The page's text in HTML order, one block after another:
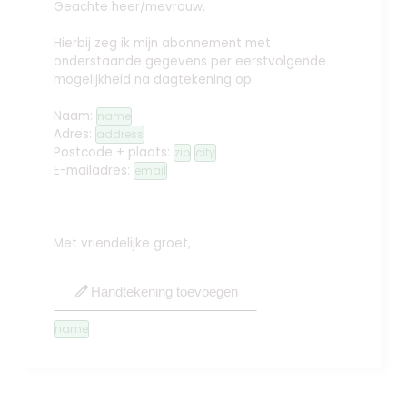
Geachte heer/mevrouw,
Hierbij zeg ik mijn abonnement met
onderstaande gegevens per eerstvolgende
mogelijkheid na dagtekening op.
Naam: name
Adres: address
Postcode + plaats: zip city
E-mailadres: email
Met vriendelijke groet,
edit Handtekening toevoegen
name